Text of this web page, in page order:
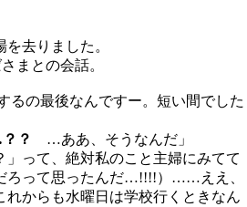
去りました。
まとの会話。
るの最後なんですー。短い間でした
？
…ああ、そうなんだ」
って、絶対私のこと主婦にみてて
ろって思ったんだ…!!!!）……ええ、
れからも水曜日は学校行くときなん